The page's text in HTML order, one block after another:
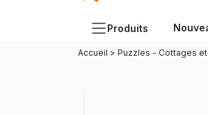
Produits
Accueil > Puzzles - Cottages